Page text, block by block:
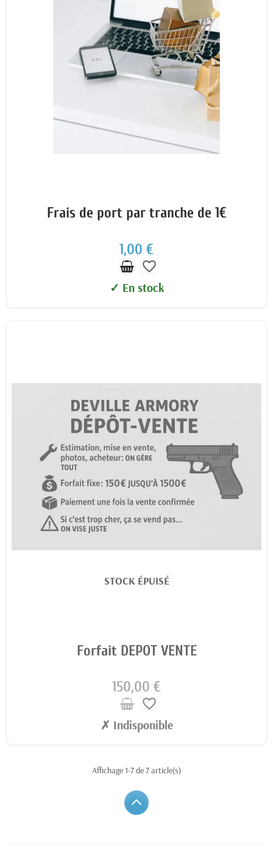
Frais de port par tranche de 1€
1,00 €
favorite_border
✓ En stock
STOCK ÉPUISÉ
Forfait DEPOT VENTE
150,00 €
favorite_border
✗ Indisponible
Affichage 1-7 de 7 article(s)